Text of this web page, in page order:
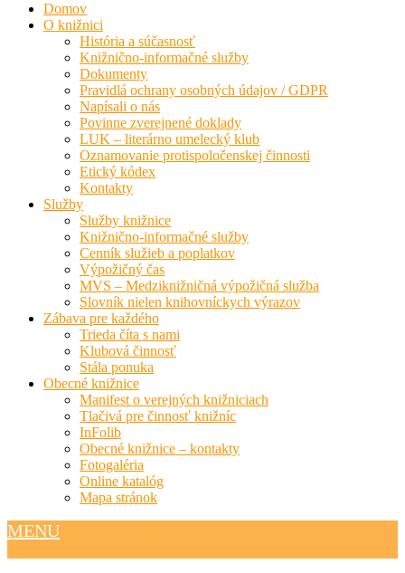
Domov
O knižnici
História a súčasnosť
Knižnično-informačné služby
Dokumenty
Pravidlá ochrany osobných údajov / GDPR
Napísali o nás
Povinne zverejnené doklady
LUK – literárno umelecký klub
Oznamovanie protispoločenskej činnosti
Etický kódex
Kontakty
Služby
Služby knižnice
Knižnično-informačné služby
Cenník služieb a poplatkov
Výpožičný čas
MVS – Medziknižničná výpožičná služba
Slovník nielen knihovníckych výrazov
Zábava pre každého
Trieda číta s nami
Klubová činnosť
Stála ponuka
Obecné knižnice
Manifest o verejných knižniciach
Tlačivá pre činnosť knižníc
InFolib
Obecné knižnice – kontakty
Fotogaléria
Online katalóg
Mapa stránok
MENU